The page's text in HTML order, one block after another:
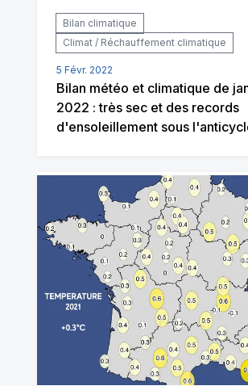
Bilan climatique
Climat / Réchauffement climatique
5 Févr. 2022
Bilan météo et climatique de
2022 : très sec et des records
d'ensoleillement sous